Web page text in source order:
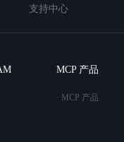
支持中心
MCP 产品
· MCP 产品